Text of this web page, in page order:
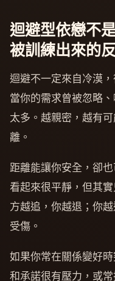
迴避型依戀不
被訓練出來的
迴避不一定來自冷漠
當你的需求曾被忽略
太多。越親密，越有
離。
距離能讓你安全，卻
看起來很平靜，但其
方越追，你越退；你
受傷。
如果你常在關係變好
和承諾很有壓力，或